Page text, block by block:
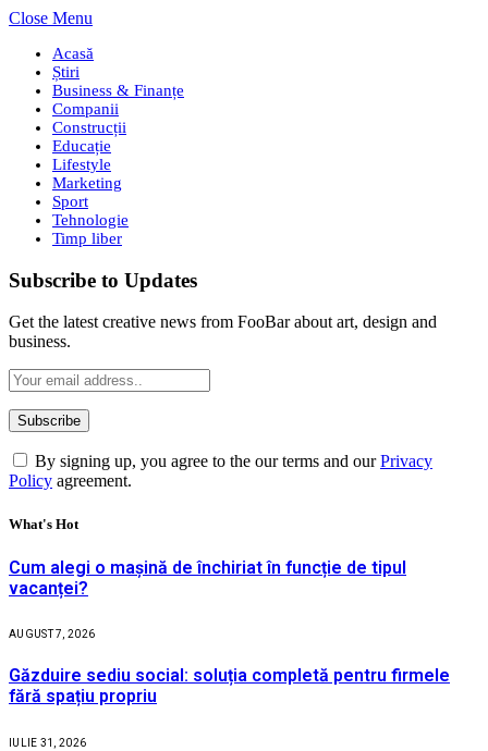
Close Menu
Acasă
Știri
Business & Finanțe
Companii
Construcții
Educație
Lifestyle
Marketing
Sport
Tehnologie
Timp liber
Subscribe to Updates
Get the latest creative news from FooBar about art, design and
business.
By signing up, you agree to the our terms and ourPrivacy
Policy agreement.
What's Hot
Cum alegi o mașină de închiriat în funcție de tipul
vacanței?
AUGUST 7, 2026
Găzduire sediu social: soluția completă pentru firmele
fără spațiu propriu
IULIE 31, 2026